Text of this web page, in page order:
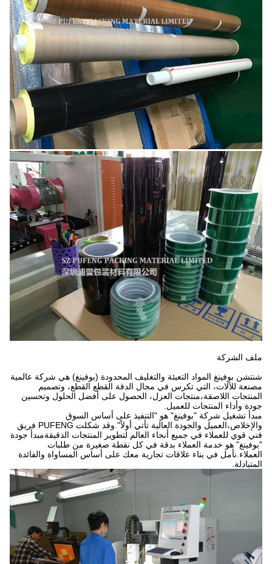
ملف الشركة
شنتشن بوفينغ المواد التعبئة والتغليف المحدودة (بوفينغ) هي شركة عالمية
مصنعة للآلات، التي تكرس في مجال الدقة القطع القطع، وتصميم
المنتجات اللاصقة،منتجات العزل، الحصول على أفضل الحلول وتحسين
جودة وأداء المنتجات للعميل.
مبدأ تشغيل شركة "بوفينغ" هو "التنفيذ على أساس السوق
والإخلاص،العميل والجودة العالية تأتي أولاً".وقد شكلت PUFENG فريق
فني قوي للعملاء في جميع أنحاء العالم لتطوير المنتجات الدقيقةمبدأ جودة
"بوفينغ" هو خدمة العملاء بدقة في كل نقطة صغيرة من طلبات
العملاء.نأمل في بناء علاقات تجارية معك على أساس المساواة والفائدة
المتبادلة.